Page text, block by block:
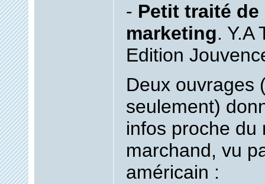
- Petit traité
marketing. Y.A
Edition
Deux ouvrages
seulement)
infos proche du
marchand, vu
américain :